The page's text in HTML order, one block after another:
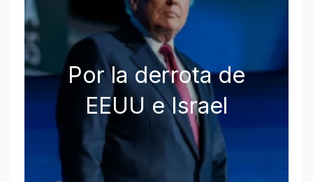
Por la derrota de
EEUU e Israel